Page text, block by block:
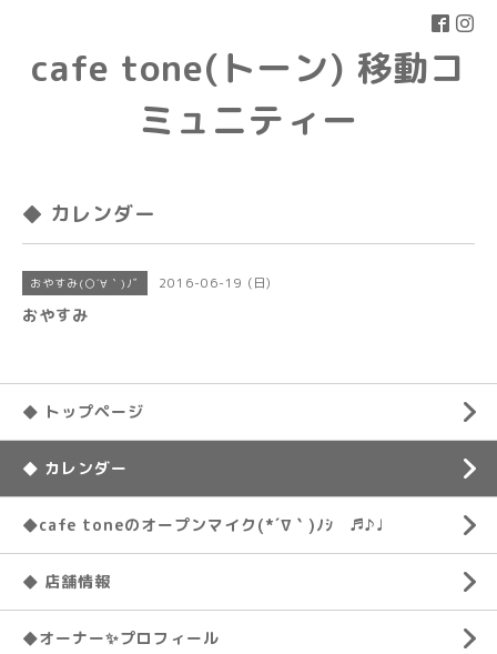
cafe tone(トーン) 移動コ
ミュニティー
◆ カレンダー
おやすみ(○´∀｀)ﾉﾞ 2016-06-19 (日)
おやすみ
◆ トップページ
◆ カレンダー
◆cafe toneのオープンマイク(*´∇｀)ﾉｼ ♬♪♩
◆ 店舗情報
◆オーナー✨プロフィール